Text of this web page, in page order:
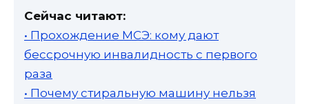
Сейчас читают:
• Прохождение МСЭ: кому дают
бессрочную инвалидность с первого
раза
• Почему стиральную машину нельзя